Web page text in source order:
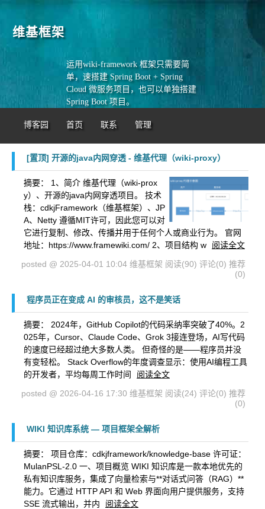
维基框架
运用wiki-framework 框架只需要简
单，速搭建 Spring Boot + Spring
Cloud 微服务项目，也可以单独搭建
Spring Boot 项目。
博客园 首页 联系 管理
[置顶] 开源的java内网穿透 - 维基代理（wiki-proxy）
摘要： 1、简介 维基代理（wiki-prox
y）、开源的java内网穿透项目。 技术
栈：cdkjFramework（维基框架）、JP
A、Netty 遵循MIT许可，因此您可以对
它进行复制、修改、传播并用于任何个人或商业行为。 官网
地址：https://www.framewiki.com/ 2、项目结构 w
阅读全文
posted @ 2025-04-01 10:04 维基框架 阅读(90) 评论(0) 推荐
(0)
程序员正在变成 AI 的审核员，这不是笑话
摘要： 2024年，GitHub Copilot的代码采纳率突破了40%。2
025年，Cursor、Claude Code、Grok 3接连登场，AI写代码
的速度已经超过绝大多数人类。 但奇怪的是——程序员并没
有变轻松。 Stack Overflow的年度调查显示：使用AI编程工具
的开发者，平均每周工作时间
阅读全文
posted @ 2026-04-16 17:30 维基框架 阅读(24) 评论(0) 推荐
(0)
WIKI 知识库系统 — 项目框架全解析
摘要： 项目仓库：cdkjframework/knowledge-base 许可证：
MulanPSL-2.0 一、项目概览 WIKI 知识库是一款本地优先的
私有知识库服务，集成了向量检索与**对话式问答（RAG）**
能力。它通过 HTTP API 和 Web 界面向用户提供服务，支持
SSE 流式输出，并内
阅读全文